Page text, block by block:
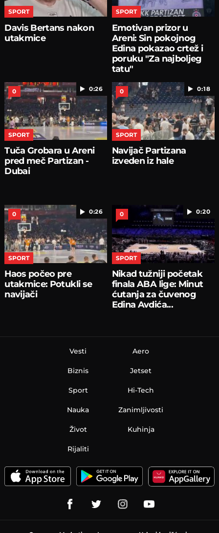
SPORT
Davis Bertans nakon
utakmice
SPORT
Emotivan prizor u
Areni: Sin pokojnog
Edina pokazao crtež i
poruku "Za najboljeg
tatu"
0:26
0
SPORT
Tuča Grobara u Areni
pred meč Partizan -
Dubai
0:18
0
SPORT
Navijač Partizana
izveden iz hale
0:26
0
SPORT
Haos počeo pre
utakmice: Potukli se
navijači
0:20
0
SPORT
Nikad tužniji početak
finala ABA lige: Minut
ćutanja za čuvenog
Edina Avdića...
Vesti
Biznis
Sport
Nauka
Aero
Jetset
Hi-Tech
Zanimljivosti
Život Kuhinja
Rijaliti